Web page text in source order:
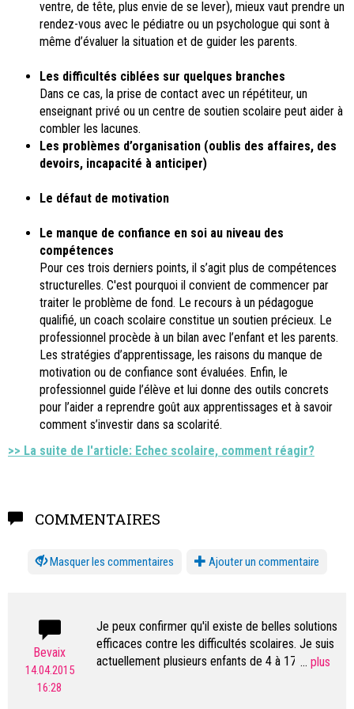
ventre, de tête, plus envie de se lever), mieux vaut prendre un
rendez-vous avec le pédiatre ou un psychologue qui sont à
même d’évaluer la situation et de guider les parents.
Les difficultés ciblées sur quelques branches
Dans ce cas, la prise de contact avec un répétiteur, un
enseignant privé ou un centre de soutien scolaire peut aider à
combler les lacunes.
Les problèmes d’organisation (oublis des affaires, des
devoirs, incapacité à anticiper)
Le défaut de motivation
Le manque de confiance en soi au niveau des
compétences
Pour ces trois derniers points, il s’agit plus de compétences
structurelles. C'est pourquoi il convient de commencer par
traiter le problème de fond. Le recours à un pédagogue
qualifié, un coach scolaire constitue un soutien précieux. Le
professionnel procède à un bilan avec l’enfant et les parents.
Les stratégies d’apprentissage, les raisons du manque de
motivation ou de confiance sont évaluées. Enfin, le
professionnel guide l’élève et lui donne des outils concrets
pour l’aider a reprendre goût aux apprentissages et à savoir
comment s’investir dans sa scolarité.
>> La suite de l'article: Echec scolaire, comment réagir?
COMMENTAIRES
les commentaires Ajouter un commentaire
Bevaix
14.04.2015
16:28
Je peux confirmer qu'il existe de belles solutions
efficaces contre les difficultés scolaires. Je suis
actuellement plusieurs enfants de 4 à 17 ans
...